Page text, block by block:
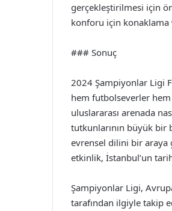
gerçekleştirilmesi için
konforu için konaklama
### Sonuç
2024 Şampiyonlar Ligi
hem futbolseverler hem
uluslararası arenada
tutkunlarının büyük bir
evrensel dilini bir
etkinlik, İstanbul’un
Şampiyonlar Ligi,
tarafından ilgiyle takip